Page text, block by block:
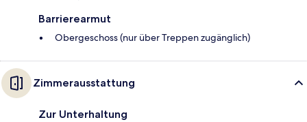
Barrierearmut
Obergeschoss (nur über Treppen zugänglich)
Zimmerausstattung
Zur Unterhaltung